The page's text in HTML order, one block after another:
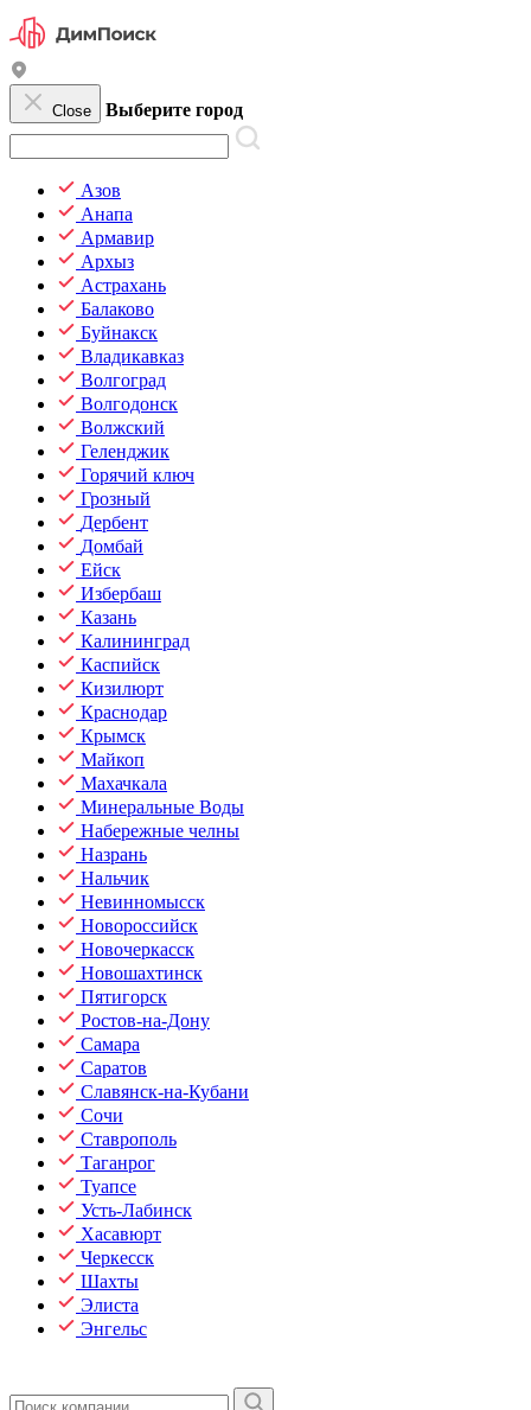
Close Выберите город
Азов
Анапа
Армавир
Архыз
Астрахань
Балаково
Буйнакск
Владикавказ
Волгоград
Волгодонск
Волжский
Геленджик
Горячий ключ
Грозный
Дербент
Домбай
Ейск
Избербаш
Казань
Калининград
Каспийск
Кизилюрт
Краснодар
Крымск
Майкоп
Махачкала
Минеральные Воды
Набережные челны
Назрань
Нальчик
Невинномысск
Новороссийск
Новочеркасск
Новошахтинск
Пятигорск
Ростов-на-Дону
Самара
Саратов
Славянск-на-Кубани
Сочи
Ставрополь
Таганрог
Туапсе
Усть-Лабинск
Хасавюрт
Черкесск
Шахты
Элиста
Энгельс